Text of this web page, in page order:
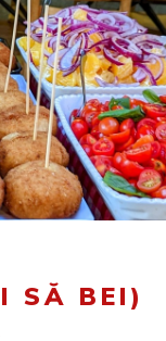
SĂ BEI)